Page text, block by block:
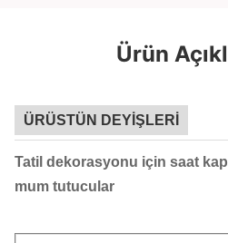
Ürün
ÜRÜSTÜN DEYİŞLERİ
Tatil dekorasyonu için saat
mum tutucular